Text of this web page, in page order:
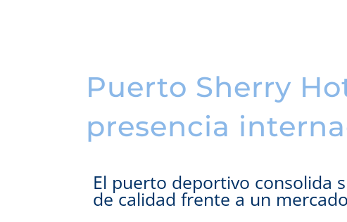
Puerto Sherry
presencia
El puerto deportivo consolida
de calidad frente a un